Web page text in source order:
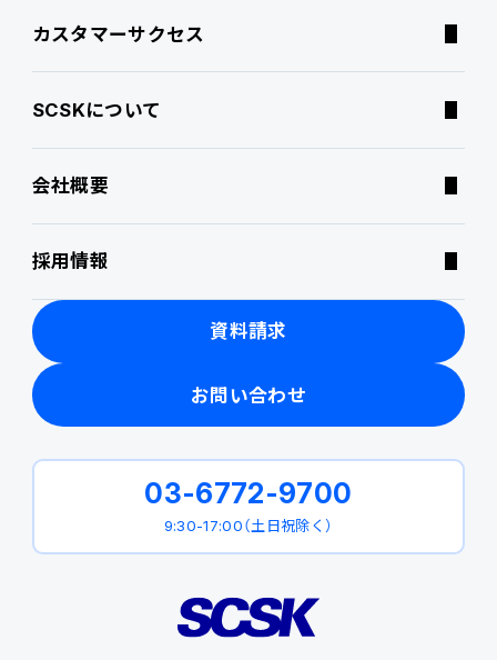
資料請求
お問い合わせ
03-6772-9700
9:30-17:00（土日祝除く）
サポートサービス
コラム
特集記事
ニュース・トピックス
製品関連動画
カスタマーサクセス
SCSKについて
会社概要
採用情報